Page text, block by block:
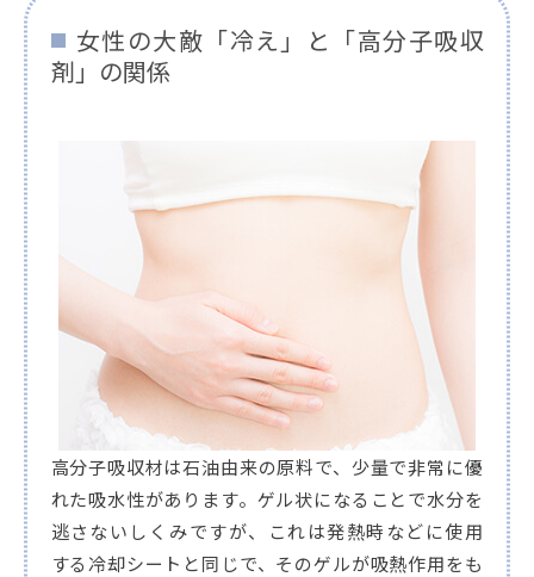
女性の大敵「冷え」と「高分子吸収
剤」の関係
高分子吸収材は石油由来の原料で、少量で非常に優
れた吸水性があります。ゲル状になることで水分を
逃さないしくみですが、これは発熱時などに使用
する冷却シートと同じで、そのゲルが吸熱作用をも